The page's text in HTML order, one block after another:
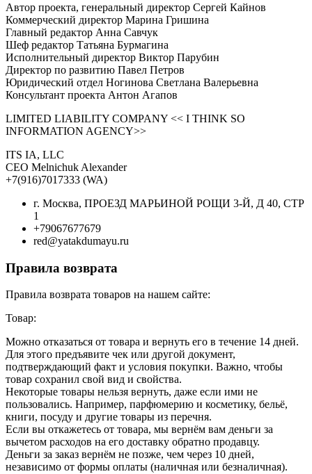
Автор проекта, генеральный директор Сергей Кайнов
Коммерческий директор Марина Гришина
Главный редактор Анна Савчук
Шеф редактор Татьяна Бурмагина
Исполнительный директор Виктор Парубин
Директор по развитию Павел Петров
Юридический отдел Ногинова Светлана Валерьевна
Консультант проекта Антон Агапов
LIMITED LIABILITY COMPANY << I THINK SO
INFORMATION AGENCY>>
ITS IA, LLC
CEO Melnichuk Alexander
+7(916)7017333 (WA)
г. Москва, ПРОЕЗД МАРЬИНОЙ РОЩИ 3-Й, Д 40, СТР
1
+79067677679
red@yatakdumayu.ru
Правила возврата
Правила возврата товаров на нашем сайте:
Товар:
Можно отказаться от товара и вернуть его в течение 14 дней.
Для этого предъявите чек или другой документ,
подтверждающий факт и условия покупки. Важно, чтобы
товар сохранил свой вид и свойства.
Некоторые товары нельзя вернуть, даже если ими не
пользовались. Например, парфюмерию и косметику, бельё,
книги, посуду и другие товары из перечня.
Если вы откажетесь от товара, мы вернём вам деньги за
вычетом расходов на его доставку обратно продавцу.
Деньги за заказ вернём не позже, чем через 10 дней,
независимо от формы оплаты (наличная или безналичная).